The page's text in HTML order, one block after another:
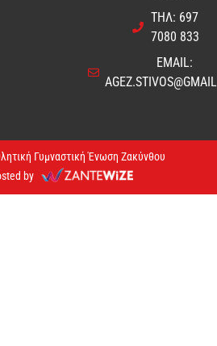
ΤΗΛ: 697
7080 833
EMAIL:
Γυμναστική Ένωση Ζακύνθου
by